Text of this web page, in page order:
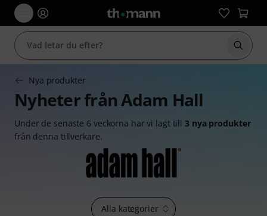
Börja
Nya produkter
Nyheter från Adam Hall
Under de senaste 6 veckorna har vi lagt till3 nya produkter
från denna tillverkare.
Alla kategorier